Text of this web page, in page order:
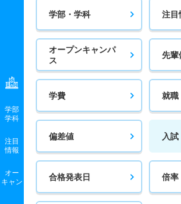
学部
学科
注目
情報
オー
キャン
学部・学科 注目
オープンキャンパ
ス
先輩
学費 就職
偏差値 入試
合格発表日 倍率